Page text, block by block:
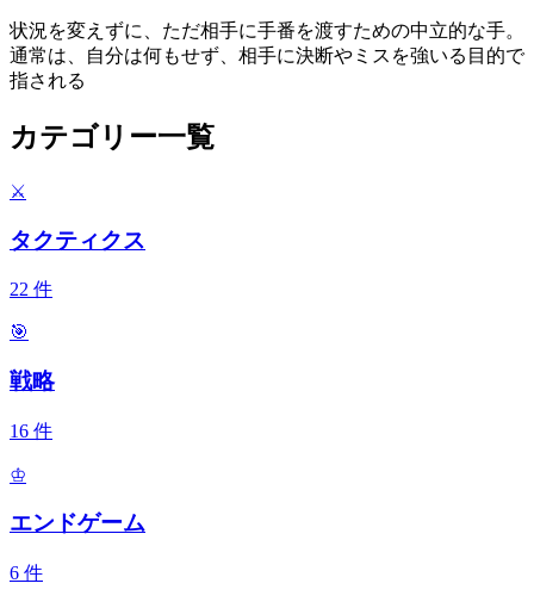
状況を変えずに、ただ相手に手番を渡すための中立的な手。
通常は、自分は何もせず、相手に決断やミスを強いる目的で
指される
カテゴリー一覧
⚔️
タクティクス
22 件
🎯
戦略
16 件
♔
エンドゲーム
6 件